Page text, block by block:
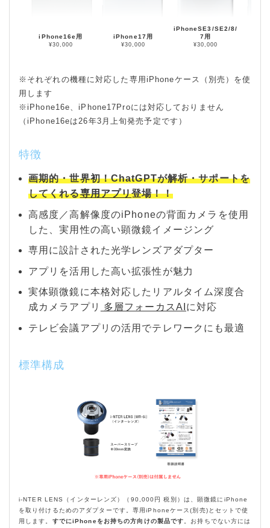
iPhone16e用
¥30,000
iPhone17用
¥30,000
iPhoneSE3/SE2/8/
7用
¥30,000
※それぞれの機種に対応した専用iPhoneケース（別売）を使
用します
※iPhone16e、iPhone17Proには対応しておりません
（iPhone16eは26年3月上旬発売予定です）
特徴
画期的・世界初！ChatGPTが解析・サポートを
してくれる専用アプリ登場！！
高感度／高解像度のiPhoneの背面カメラを使用
した、実用性の高い顕微鏡イメージング
専用に設計された光学レンズアダプター
アプリを活用した高い拡張性が魅力
実体顕微鏡に本格対応したリアルタイム深度合
成カメラアプリ
多層フォーカスAI に対応
テレビ会議アプリの活用でテレワークにも最適
標準構成
i-NTER LENS（インターレンズ）（90,000円 税別）は、顕微鏡にiPhone
を取り付けるためのアダプターです。専用iPhoneケース(別売)とセットで使
用します。 すでにiPhoneをお持ちの方向けの製品です
。お持ちでない方には